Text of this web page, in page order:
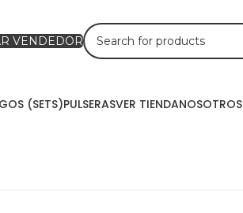
VENDEDOR
(SETS)PULSERASVER TIENDANOSOTROS